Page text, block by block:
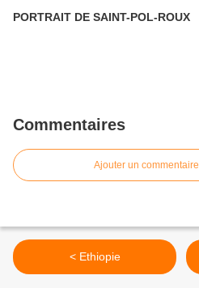
PORTRAIT DE SAINT-POL-ROUX
Commentaires
Ajouter un commentaire
< Ethiopie